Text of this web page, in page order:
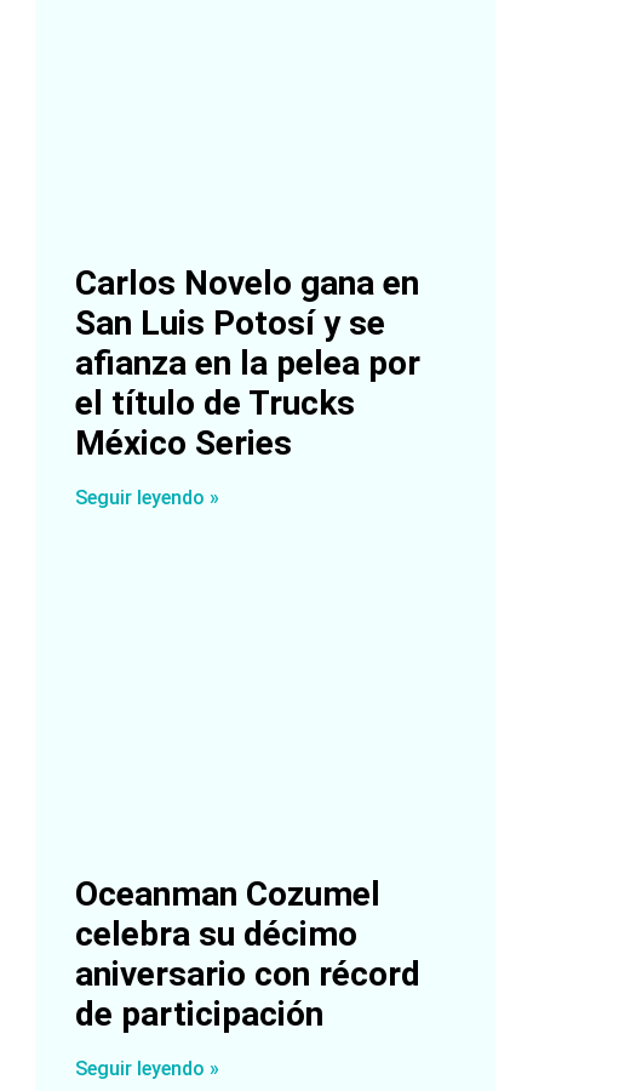
Carlos Novelo gana en
San Luis Potosí y se
afianza en la pelea por
el título de Trucks
México Series
Seguir leyendo »
Oceanman Cozumel
celebra su décimo
aniversario con récord
de participación
Seguir leyendo »